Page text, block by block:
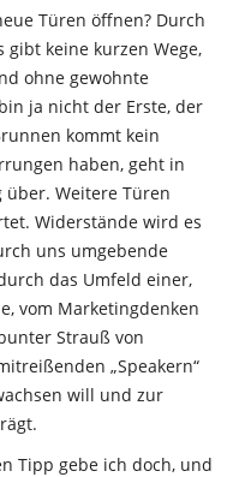
Türen öffnen? Durch
gibt keine kurzen Wege,
ohne gewohnte
ja nicht der Erste, der
kommt kein
haben, geht in
Weitere Türen
Widerstände wird es
uns umgebende
das Umfeld einer,
vom Marketingdenken
Strauß von
„Speakern“
will und zur
Tipp gebe ich doch, und